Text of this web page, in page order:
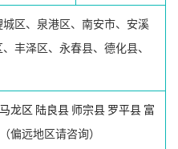
区、泉港区、南安市、安溪
丰泽区、永春县、德化县、
马龙区 陆良县 师宗县 罗平县 富
（偏远地区请咨询）